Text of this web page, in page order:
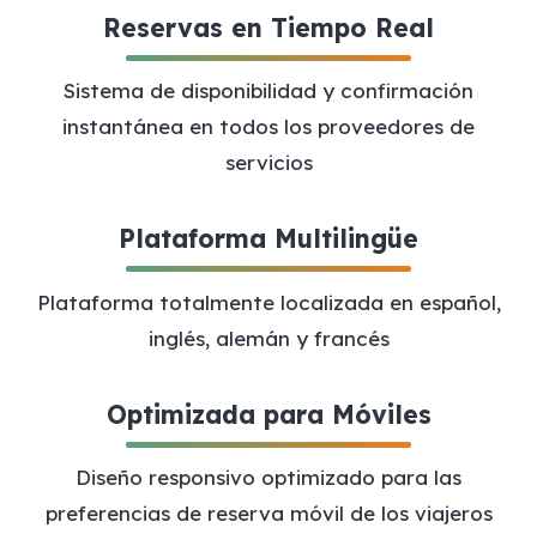
Reservas en Tiempo Real
Sistema de disponibilidad y confirmación
instantánea en todos los proveedores de
servicios
Plataforma Multilingüe
Plataforma totalmente localizada en español,
inglés, alemán y francés
Optimizada para Móviles
Diseño responsivo optimizado para las
preferencias de reserva móvil de los viajeros